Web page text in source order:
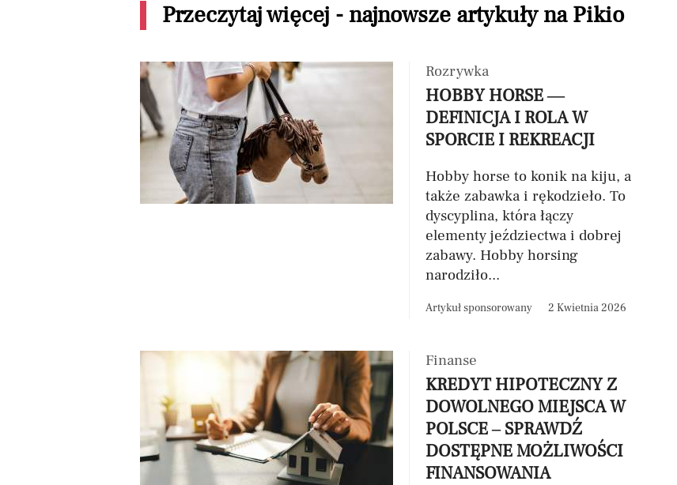
Przeczytaj więcej - najnowsze artykuły na Pikio
Rozrywka
HOBBY HORSE —
DEFINICJA I ROLA W
SPORCIE I REKREACJI
Hobby horse to konik na kiju, a
także zabawka i rękodzieło. To
dyscyplina, która łączy
elementy jeździectwa i dobrej
zabawy. Hobby horsing
narodziło...
Artykuł sponsorowany 2 Kwietnia 2026
Finanse
KREDYT HIPOTECZNY Z
DOWOLNEGO MIEJSCA W
POLSCE – SPRAWDŹ
DOSTĘPNE MOŻLIWOŚCI
FINANSOWANIA